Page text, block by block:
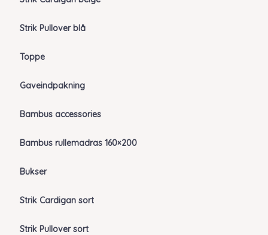
Strik Pullover blå
Toppe
Gaveindpakning
Bambus accessories
Bambus rullemadras 160×200
Bukser
Strik Cardigan sort
Strik Pullover sort